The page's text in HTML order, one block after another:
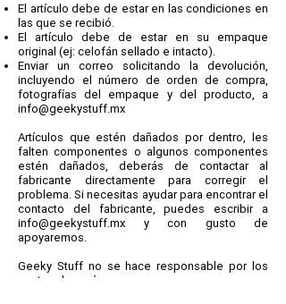
El artículo debe de estar en las condiciones en
las que se recibió.
El artículo debe de estar en su empaque
original (ej: celofán sellado e intacto).
Enviar un correo solicitando la devolución,
incluyendo el número de orden de compra,
fotografías del empaque y del producto, a
info@geekystuff.mx
Artículos que estén dañados por dentro, les
falten componentes o algunos componentes
estén dañados, deberás de contactar al
fabricante directamente para corregir el
problema. Si necesitas ayudar para encontrar el
contacto del fabricante, puedes escribir a
info@geekystuff.mx y con gusto de
apoyaremos.
Geeky Stuff no se hace responsable por los
gastos de envío.